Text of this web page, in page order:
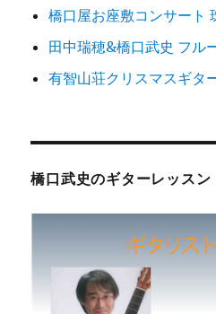
橋口屋お座敷コンサート
田中瑞穂&橋口武史 フル
有智山荘クリスマスギタ
橋口武史のギターレッスン